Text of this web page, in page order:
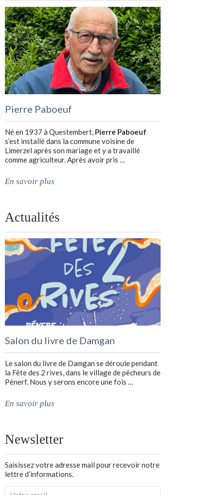
Pierre Paboeuf
Né en 1937 à Questembert, Pierre Paboeuf
s’est installé dans la commune voisine de
Limerzel après son mariage et y a travaillé
comme agriculteur. Après avoir pris …
En savoir plus
Actualités
Salon du livre de Damgan
Le salon du livre de Damgan se déroule pendant
la Fête des 2 rives, dans le village de pêcheurs de
Pénerf. Nous y serons encore une fois …
En savoir plus
Newsletter
Saisissez votre adresse mail pour recevoir notre
lettre d’informations.